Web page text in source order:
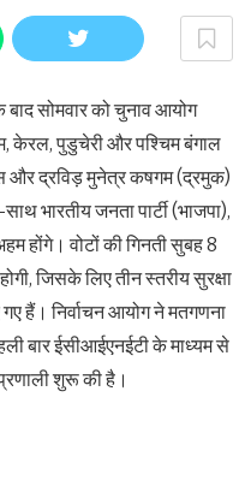
बाद सोमवार को चुनाव आयोग
केरल, पुडुचेरी और पश्चिम बंगाल
और द्रविड़ मुनेत्र कषगम (द्रमुक)
भारतीय जनता पार्टी (भाजपा),
होंगे। वोटों की गिनती सुबह 8
जिसके लिए तीन स्तरीय सुरक्षा
हैं। निर्वाचन आयोग ने मतगणना
बार ईसीआईएनईटी के माध्यम से
शुरू की है।